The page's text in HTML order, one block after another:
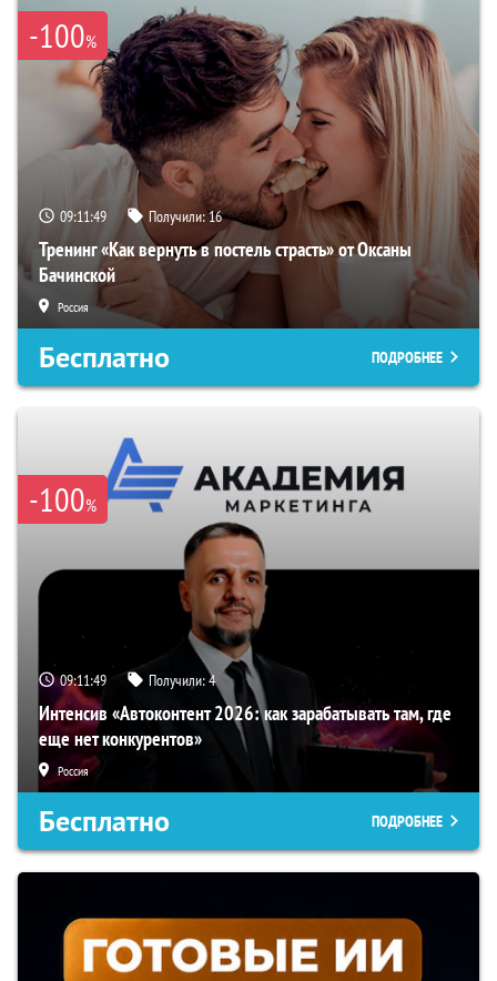
-100%
09:11:48 Получили:16
Тренинг «Как вернуть в постель страсть» от Оксаны
Бачинской
Россия
Бесплатно ПОДРОБНЕЕ
-100%
09:11:48 Получили:4
Интенсив «Автоконтент 2026: как зарабатывать там, где
еще нет конкурентов»
Россия
Бесплатно ПОДРОБНЕЕ